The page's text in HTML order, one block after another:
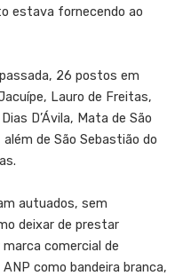
estava fornecendo ao
26 postos em
Lauro de Freitas,
D’Ávila, Mata de São
de São Sebastião do
autuados, sem
deixar de prestar
comercial de
como bandeira branca,